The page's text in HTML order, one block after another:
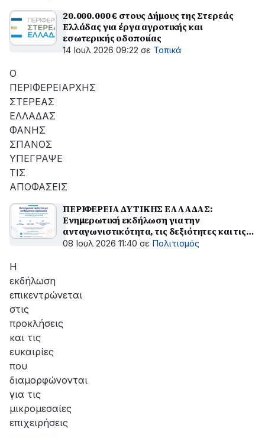
20.000.000 € στους Δήμους της Στερεάς
Ελλάδας για έργα αγροτικής και
εσωτερικής οδοποιίας
14 Ιουλ 2026 09:22 σε Τοπικά
Ο
ΠΕΡΙΦΕΡΕΙΑΡΧΗΣ
ΣΤΕΡΕΑΣ
ΕΛΛΑΔΑΣ
ΦΑΝΗΣ
ΣΠΑΝΟΣ
ΥΠΕΓΡΑΨΕ
ΤΙΣ
ΑΠΟΦΑΣΕΙΣ
ΠΕΡΙΦΕΡΕΙΑ ΔΥΤΙΚΗΣ ΕΛΛΑΔΑΣ:
Ενημερωτική εκδήλωση για την
ανταγωνιστικότητα, τις δεξιότητες και τις
μικρομεσαίες επιχειρήσεις στη Δυτική
08 Ιουλ 2026 11:40 σε Πολιτισμός
Η
εκδήλωση
επικεντρώνεται
στις
προκλήσεις
και τις
ευκαιρίες
που
διαμορφώνονται
για τις
μικρομεσαίες
επιχειρήσεις